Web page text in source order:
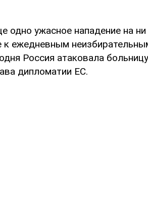
одно ужасное нападение на
к ежедневным
Россия атаковала
дипломатии ЕС.